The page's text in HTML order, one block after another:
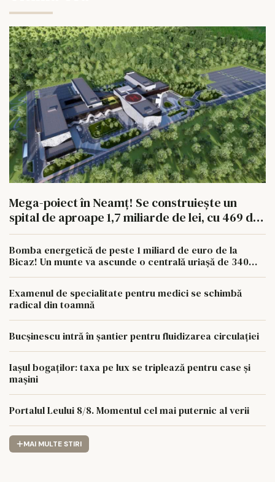
Mega-poiect în Neamț! Se construiește un
spital de aproape 1,7 miliarde de lei, cu 469 de
paturi
Bomba energetică de peste 1 miliard de euro de la
Bicaz! Un munte va ascunde o centrală uriașă de 340
Examenul de specialitate pentru medici se schimbă
radical din toamnă
Bucșinescu intră în șantier pentru fluidizarea circulației
Iașul bogaților: taxa pe lux se triplează pentru case și
mașini
Portalul Leului 8/8. Momentul cel mai puternic al verii
MAI MULTE STIRI